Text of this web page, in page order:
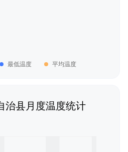
最低温度 平均温度
治县月度温度统计